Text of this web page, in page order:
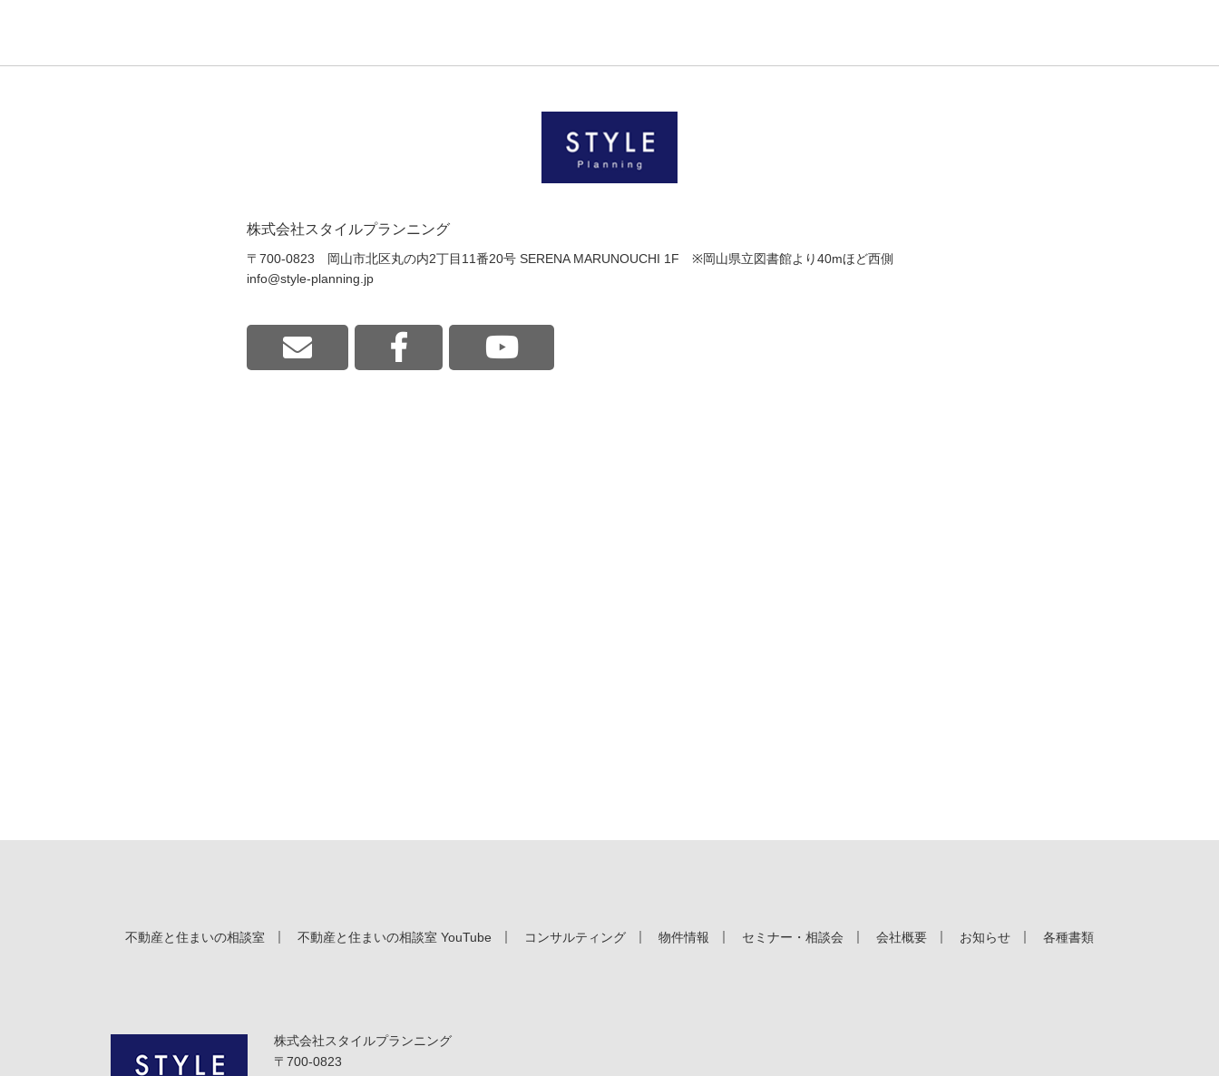
株式会社スタイルプランニング
〒700-0823 岡山市北区丸の内2丁目11番20号 SERENA MARUNOUCHI 1F ※岡山県立図書館より40mほど西側
info@style-planning.jp
不動産と住まいの相談室 不動産と住まいの相談室 YouTube コンサルティング 物件情報 セミナー・相談会 会社概要 お知らせ 各種書類
株式会社スタイルプランニング
〒700-0823